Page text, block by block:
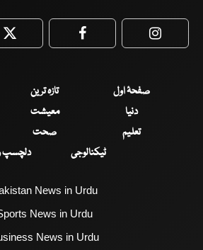
Twitter Facebook
صفحۂ اول تازہ ترین
دنیا
معیشت
تعلیم
صحت
ٹیکنالوجی
دلچسپ
News in Urdu
News in Urdu
News in Urdu